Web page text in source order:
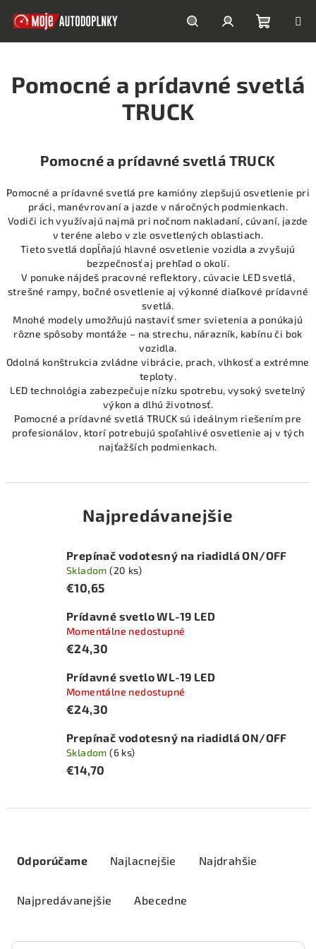
HľadaťPrihlásenie
košík
Pomocné a prídavné svetlá
TRUCK
Pomocné a prídavné svetlá TRUCK
Pomocné a prídavné svetlá pre kamióny zlepšujú osvetlenie pri
práci, manévrovaní a jazde v náročných podmienkach.
Vodiči ich využívajú najmä pri nočnom nakladaní, cúvaní, jazde
v teréne alebo v zle osvetlených oblastiach.
Tieto svetlá dopĺňajú hlavné osvetlenie vozidla a zvyšujú
bezpečnosť aj prehľad o okolí.
V ponuke nájdeš pracovné reflektory, cúvacie LED svetlá,
strešné rampy, bočné osvetlenie aj výkonné diaľkové prídavné
svetlá.
Mnohé modely umožňujú nastaviť smer svietenia a ponúkajú
rôzne spôsoby montáže – na strechu, nárazník, kabínu či bok
vozidla.
Odolná konštrukcia zvládne vibrácie, prach, vlhkosť a extrémne
teploty.
LED technológia zabezpečuje nízku spotrebu, vysoký svetelný
výkon a dlhú životnosť.
Pomocné a prídavné svetlá TRUCK sú ideálnym riešením pre
profesionálov, ktorí potrebujú spoľahlivé osvetlenie aj v tých
najťažších podmienkach.
Najpredávanejšie
Prepínač vodotesný na riadidlá ON/OFF
Skladom(20 ks)
€10,65
Prídavné svetlo WL-19 LED
Momentálne nedostupné
€24,30
Prídavné svetlo WL-19 LED
Momentálne nedostupné
€24,30
Prepínač vodotesný na riadidlá ON/OFF
Skladom(6 ks)
€14,70
Odporúčame Najlacnejšie Najdrahšie
Najpredávanejšie Abecedne